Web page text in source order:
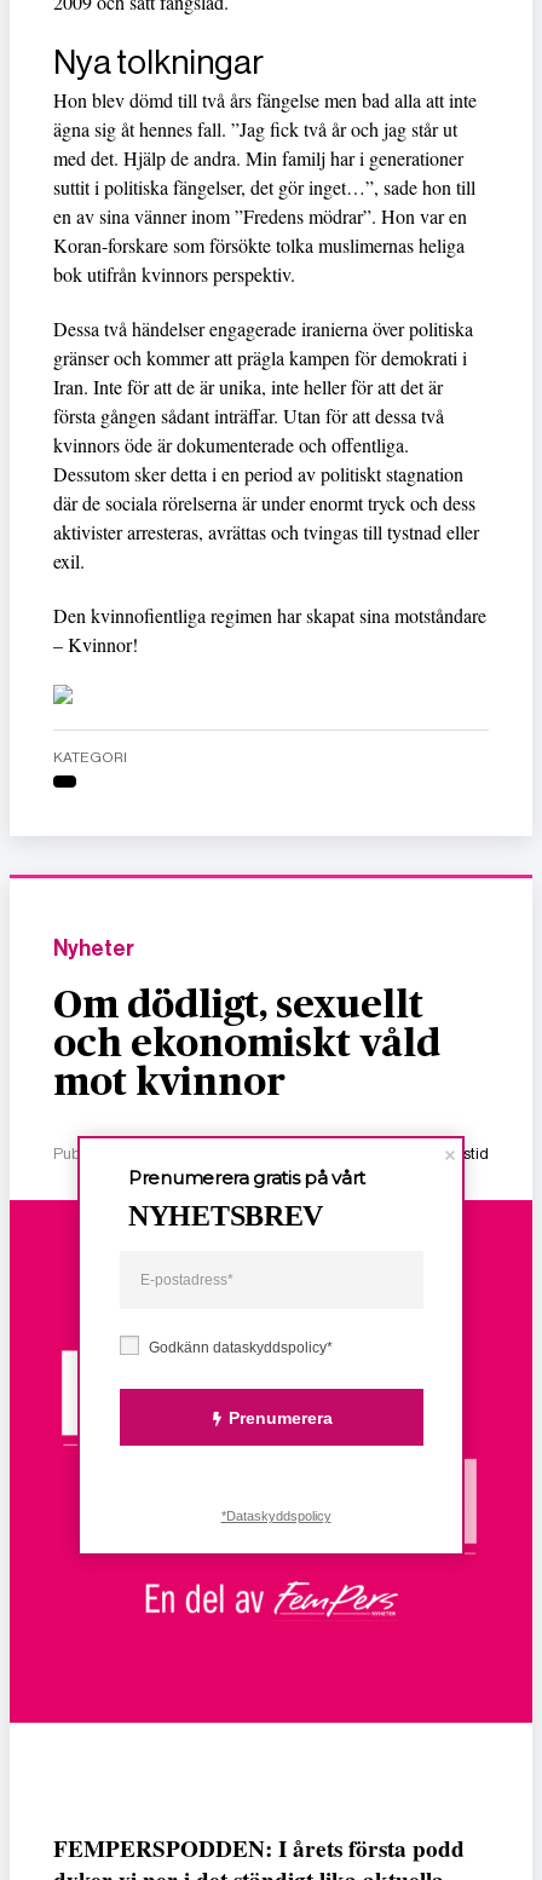
Nya tolkningar
Hon blev dömd till två års fängelse men bad alla att inte
ägna sig åt hennes fall. ”Jag fick två år och jag står ut
med det. Hjälp de andra. Min familj har i generationer
suttit i politiska fängelser, det gör inget…”, sade hon till
en av sina vänner inom ”Fredens mödrar”. Hon var en
Koran-forskare som försökte tolka muslimernas heliga
bok utifrån kvinnors perspektiv.
Dessa två händelser engagerade iranierna över politiska
gränser och kommer att prägla kampen för demokrati i
Iran. Inte för att de är unika, inte heller för att det är
första gången sådant inträffar. Utan för att dessa två
kvinnors öde är dokumenterade och offentliga.
Dessutom sker detta i en period av politiskt stagnation
där de sociala rörelserna är under enormt tryck och dess
aktivister arresteras, avrättas och tvingas till tystnad eller
exil.
Den kvinnofientliga regimen har skapat sina motståndare
– Kvinnor!
KATEGORI
Nyheter
Om dödligt, sexuellt
och ekonomiskt våld
mot kvinnor
Publicerad 2 januari, 2026 1 min lästid
FEMPERSPODDEN: I årets första podd
Godkänn dataskyddspolicy*
Prenumerera
Prenumerera gratis på vårt
NYHETSBREV
*Dataskyddspolicy